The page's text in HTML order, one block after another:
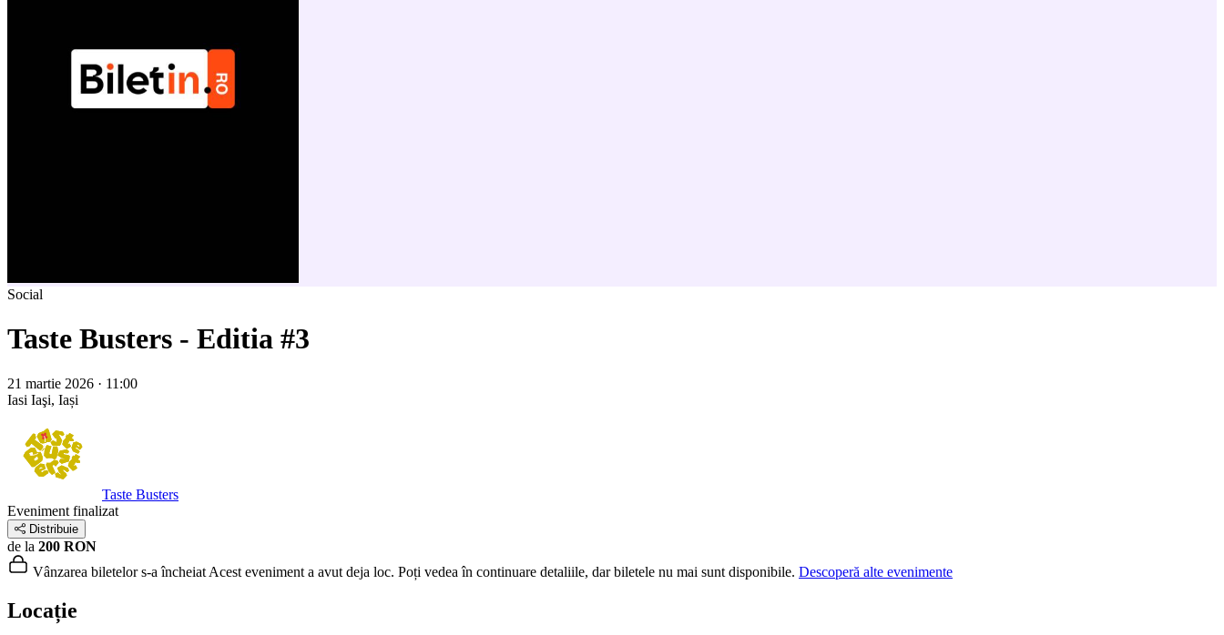
Social
Taste Busters - Editia #3
21 martie 2026 · 11:00
Iasi Iaşi, Iași
Taste Busters
Eveniment finalizat
Distribuie
de la 200 RON
Vânzarea biletelor s-a încheiat Acest eveniment a avut deja loc. Poți vedea în continuare detaliile, dar biletele nu mai sunt disponibile. Descoperă alte evenimente
Locație